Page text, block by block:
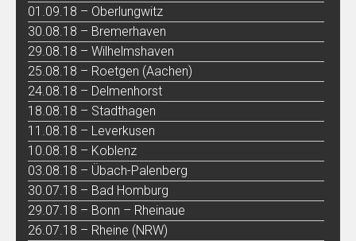
01.09.18 – Oberlungwitz
30.08.18 – Bremerhaven
29.08.18 – Wilhelmshaven
25.08.18 – Roetgen (Aachen)
24.08.18 – Delmenhorst
18.08.18 – Stadthagen
11.08.18 – Leverkusen
10.08.18 – Koblenz
03.08.18 – Übach-Palenberg
30.07.18 – Bad Homburg
29.07.18 – Bonn – Rheinaue
26.07.18 – Rheine (NRW)